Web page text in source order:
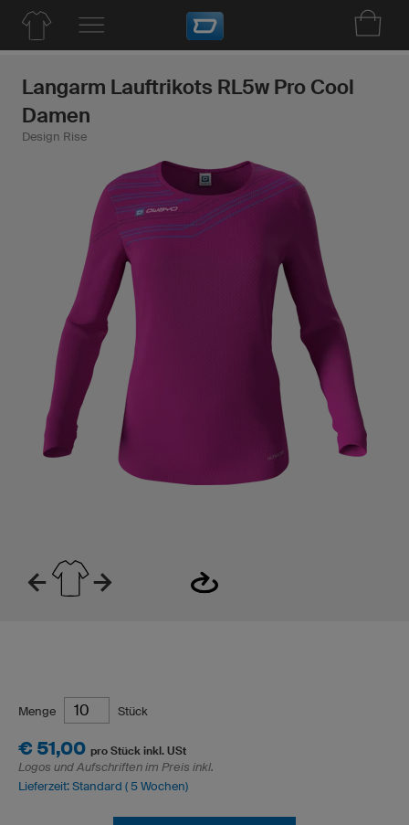
Langarm Lauftrikots RL5w Pro Cool
Damen
Design Rise
Menge Stück
€ 51,00 pro Stück inkl. USt
Logos und Aufschriften im Preis inkl.
Lieferzeit: Standard ( 5 Wochen)